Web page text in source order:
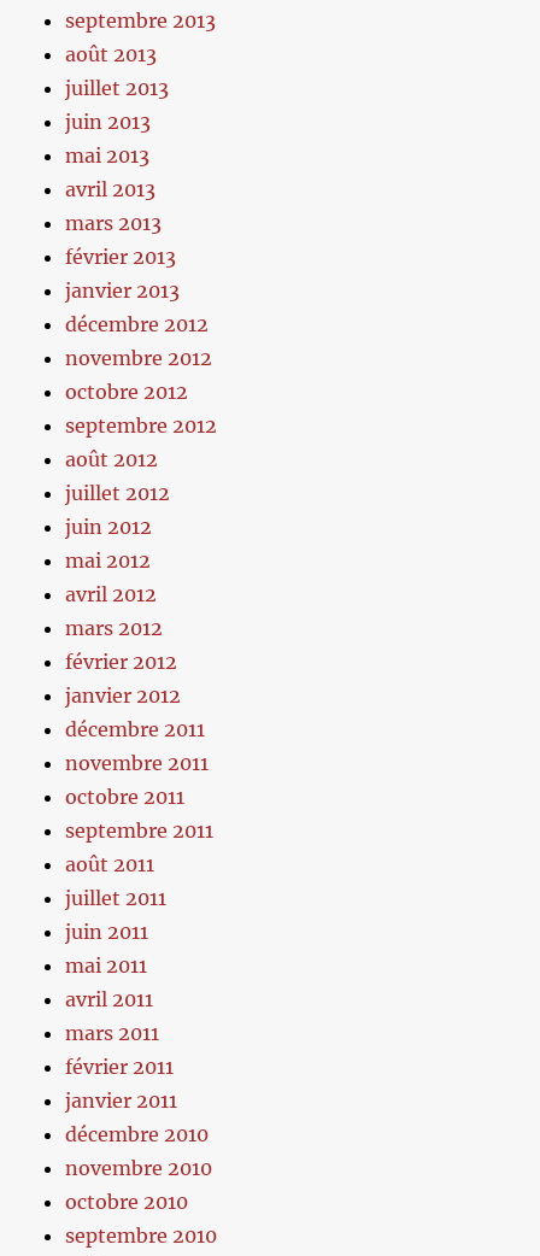
septembre 2013
août 2013
juillet 2013
juin 2013
mai 2013
avril 2013
mars 2013
février 2013
janvier 2013
décembre 2012
novembre 2012
octobre 2012
septembre 2012
août 2012
juillet 2012
juin 2012
mai 2012
avril 2012
mars 2012
février 2012
janvier 2012
décembre 2011
novembre 2011
octobre 2011
septembre 2011
août 2011
juillet 2011
juin 2011
mai 2011
avril 2011
mars 2011
février 2011
janvier 2011
décembre 2010
novembre 2010
octobre 2010
septembre 2010